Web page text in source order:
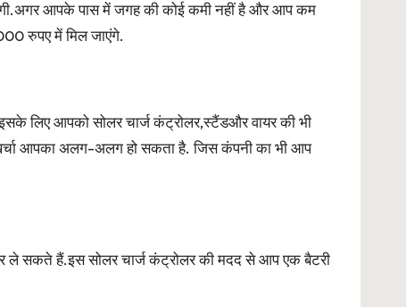
आपके पास में जगह की कोई कमी नहीं है और आप कम
रुपए में मिल जाएंगे.
लिए आपको सोलर चार्ज कंट्रोलर,स्टैंडऔर वायर की भी
आपका अलग-अलग हो सकता है. जिस कंपनी का भी आप
ले सकते हैं.इस सोलर चार्ज कंट्रोलर की मदद से आप एक बैटरी